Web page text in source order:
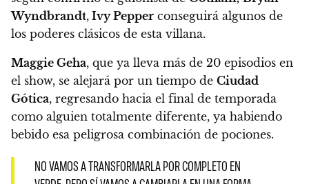
Wyndbrandt, Ivy Pepper conseguirá algunos de
los poderes clásicos de esta villana.
Maggie Geha, que ya lleva más de 20 episodios en
el show, se alejará por un tiempo de Ciudad
Gótica, regresando hacia el final de temporada
como alguien totalmente diferente, ya habiendo
bebido esa peligrosa combinación de pociones.
NO VAMOS A TRANSFORMARLA POR COMPLETO EN